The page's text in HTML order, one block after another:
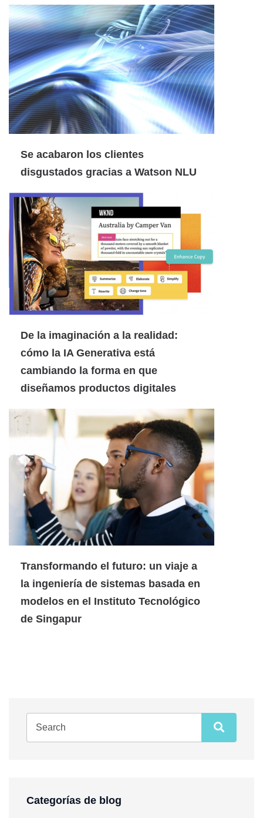
Se acabaron los clientes
disgustados gracias a Watson NLU
De la imaginación a la realidad:
cómo la IA Generativa está
cambiando la forma en que
diseñamos productos digitales
Transformando el futuro: un viaje a
la ingeniería de sistemas basada en
modelos en el Instituto Tecnológico
de Singapur
Categorías de blog